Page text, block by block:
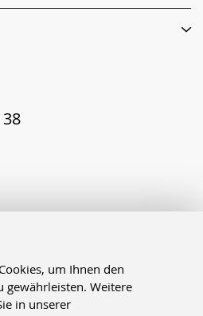
um Ihnen den
gewährleisten. Weitere
in unserer